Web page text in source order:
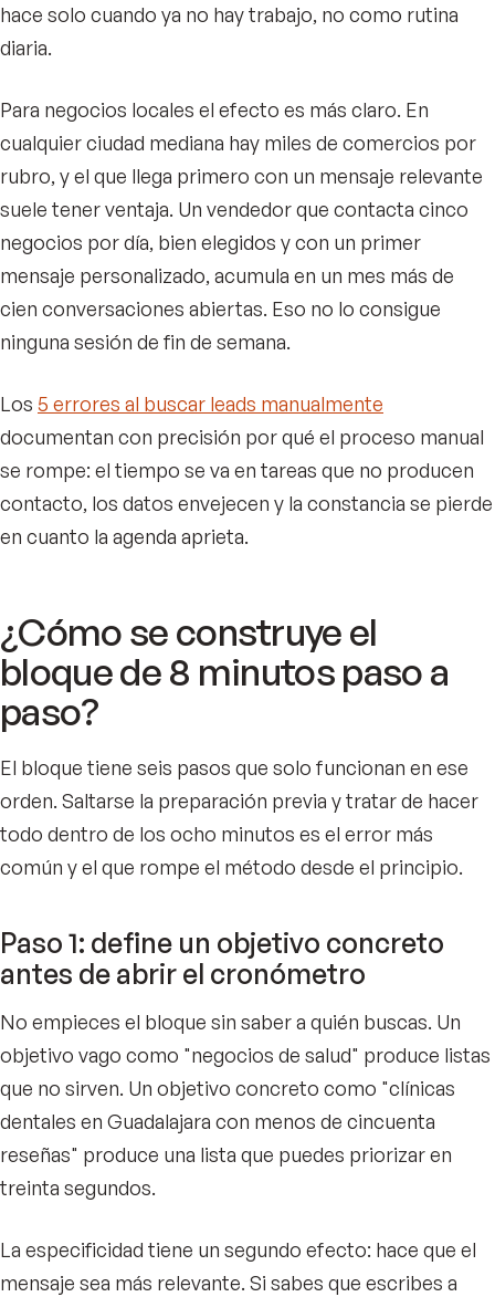
hace solo cuando ya no hay trabajo, no como rutina
diaria.
Para negocios locales el efecto es más claro. En
cualquier ciudad mediana hay miles de comercios por
rubro, y el que llega primero con un mensaje relevante
suele tener ventaja. Un vendedor que contacta cinco
negocios por día, bien elegidos y con un primer
mensaje personalizado, acumula en un mes más de
cien conversaciones abiertas. Eso no lo consigue
ninguna sesión de fin de semana.
Los 5 errores al buscar leads manualmente
documentan con precisión por qué el proceso manual
se rompe: el tiempo se va en tareas que no producen
contacto, los datos envejecen y la constancia se pierde
en cuanto la agenda aprieta.
¿Cómo se construye el
bloque de 8 minutos paso a
paso?
El bloque tiene seis pasos que solo funcionan en ese
orden. Saltarse la preparación previa y tratar de hacer
todo dentro de los ocho minutos es el error más
común y el que rompe el método desde el principio.
Paso 1: define un objetivo concreto
antes de abrir el cronómetro
No empieces el bloque sin saber a quién buscas. Un
objetivo vago como "negocios de salud" produce listas
que no sirven. Un objetivo concreto como "clínicas
dentales en Guadalajara con menos de cincuenta
reseñas" produce una lista que puedes priorizar en
treinta segundos.
La especificidad tiene un segundo efecto: hace que el
mensaje sea más relevante. Si sabes que escribes a